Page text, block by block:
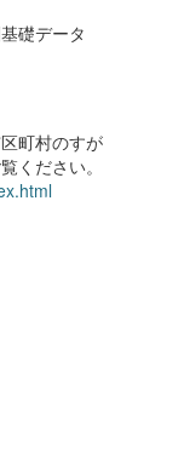
礎データ
町村のすが
ください。